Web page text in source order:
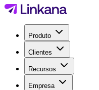
Produto
Clientes
Recursos
Empresa